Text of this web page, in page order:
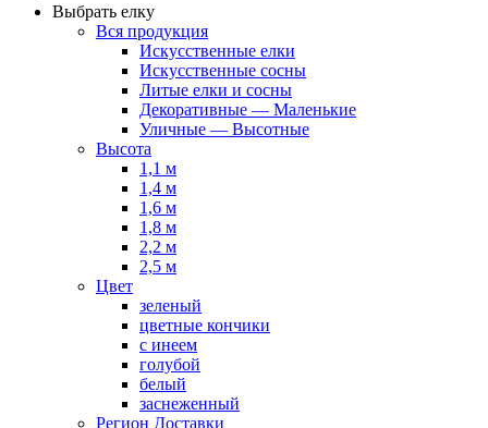
Выбрать елку
Вся продукция
Искусственные елки
Искусственные сосны
Литые елки и сосны
Декоративные — Маленькие
Уличные — Высотные
Высота
1,1 м
1,4 м
1,6 м
1,8 м
2,2 м
2,5 м
Цвет
зеленый
цветные кончики
с инеем
голубой
белый
заснеженный
Регион Доставки